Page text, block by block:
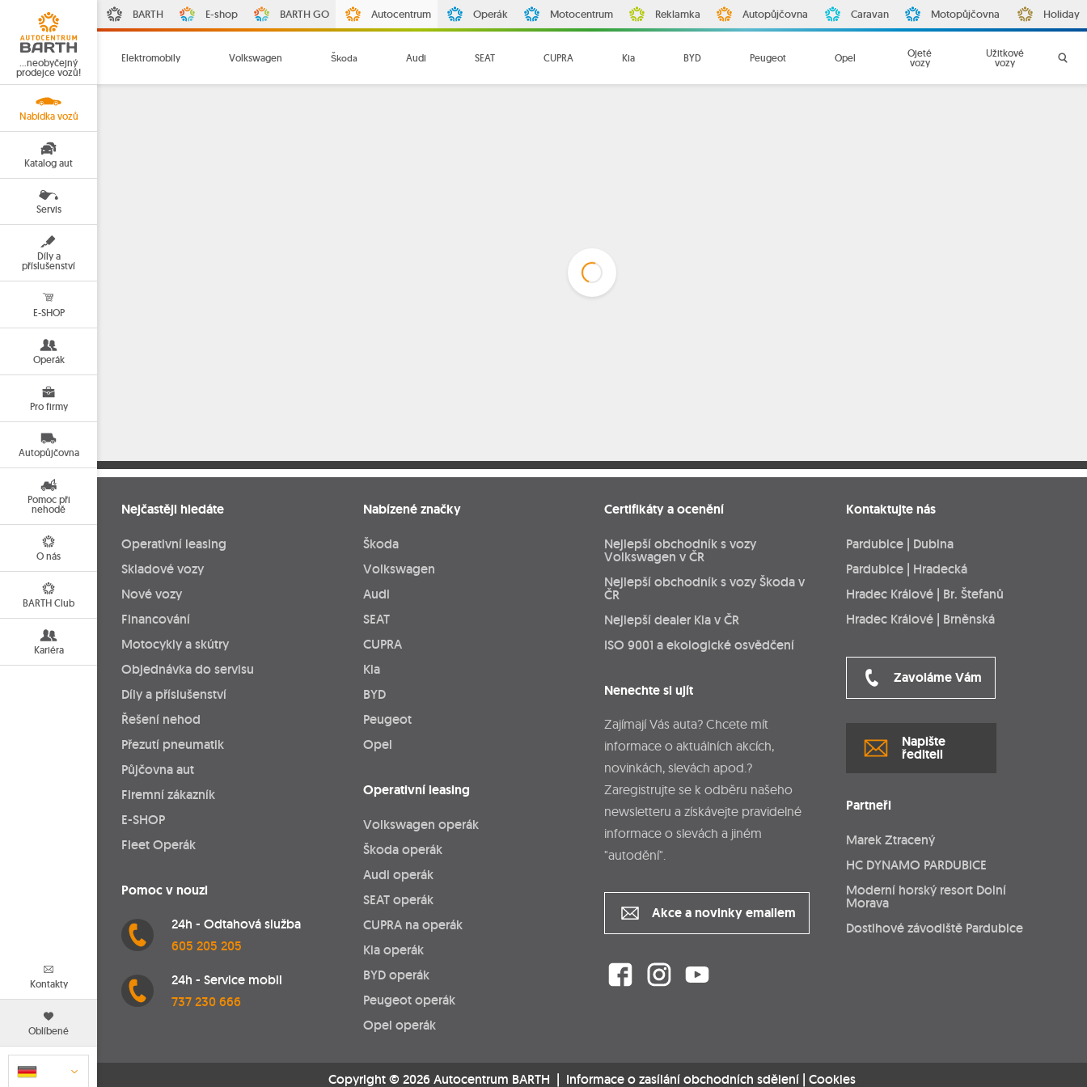
…neobyčejný
prodejce vozů!
Nabídka vozů
Katalog aut
Servis
Díly a
příslušenství
E-SHOP
Operák
Pro firmy
Autopůjčovna
Pomoc při
nehodě
O nás
BARTH Club
Kariéra
Kontakty
Oblíbené
BARTH E-shop BARTH GO Autocentrum Operák Motocentrum Reklamka Autopůjčovna Caravan Motopůjčovna Holiday
Elektromobily Volkswagen Škoda Audi SEAT CUPRA Kia BYD Peugeot Opel
Ojeté
vozy
Užitkové
vozy
Nejčastěji hledáte
Operativní leasing
Skladové vozy
Nové vozy
Financování
Motocykly a skútry
Objednávka do servisu
Díly a příslušenství
Řešení nehod
Přezutí pneumatik
Půjčovna aut
Firemní zákazník
E-SHOP
Fleet Operák
Pomoc v nouzi
24h - Odtahová služba
605 205 205
24h - Service mobil
737 230 666
Nabízené značky
Škoda
Volkswagen
Audi
SEAT
CUPRA
Kia
BYD
Peugeot
Opel
Operativní leasing
Volkswagen operák
Škoda operák
Audi operák
SEAT operák
CUPRA na operák
Kia operák
BYD operák
Peugeot operák
Opel operák
Certifikáty a ocenění
Nejlepší obchodník s vozy
Volkswagen v ČR
Nejlepší obchodník s vozy Škoda v
ČR
Nejlepší dealer Kia v ČR
ISO 9001 a ekologické osvědčení
Nenechte si ujít
Zajímají Vás auta? Chcete mít
informace o aktuálních akcích,
novinkách, slevách apod.?
Zaregistrujte se k odběru našeho
newsletteru a získávejte pravidelné
informace o slevách a jiném
"autodění".
Akce a novinky emailem
Kontaktujte nás
Pardubice | Dubina
Pardubice | Hradecká
Hradec Králové | Br. Štefanů
Hradec Králové | Brněnská
Zavoláme Vám
Napište
řediteli
Partneři
Marek Ztracený
HC DYNAMO PARDUBICE
Moderní horský resort Dolní
Morava
Dostihové závodiště Pardubice
Copyright © 2026 Autocentrum BARTH | Informace o zasílání obchodních sdělení | Cookies